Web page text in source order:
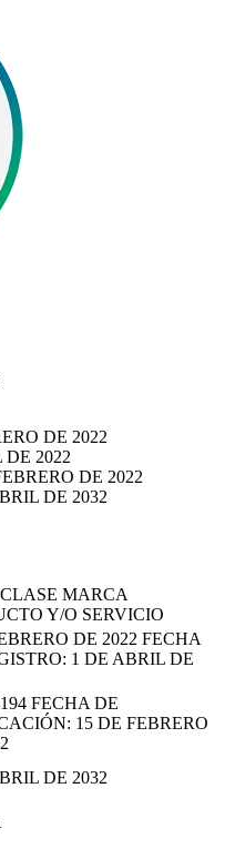
DE 2022
2022
DE 2022
DE 2032
MARCA
Y/O SERVICIO
DE 2022 FECHA
1 DE ABRIL DE
FECHA DE
15 DE FEBRERO
DE 2032